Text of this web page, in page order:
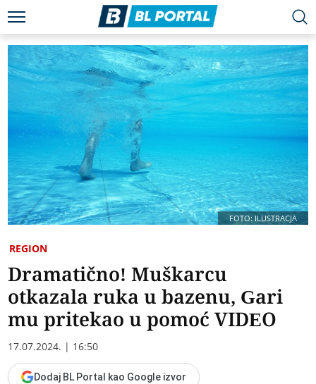
FOTO: ILUSTRACJA
REGION
Dramatično! Muškarcu
otkazala ruka u bazenu, Gari
mu pritekao u pomoć VIDEO
17.07.2024. | 16:50
Dodaj BL Portal kao Google izvor